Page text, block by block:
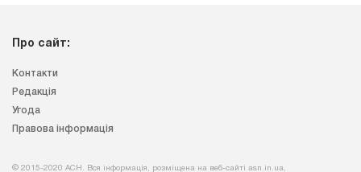
Про сайт:
Контакти
Редакція
Угода
Правова інформація
© 2015-2020 АСН. Вся інформація, розміщена на веб-сайті asn.in.ua,